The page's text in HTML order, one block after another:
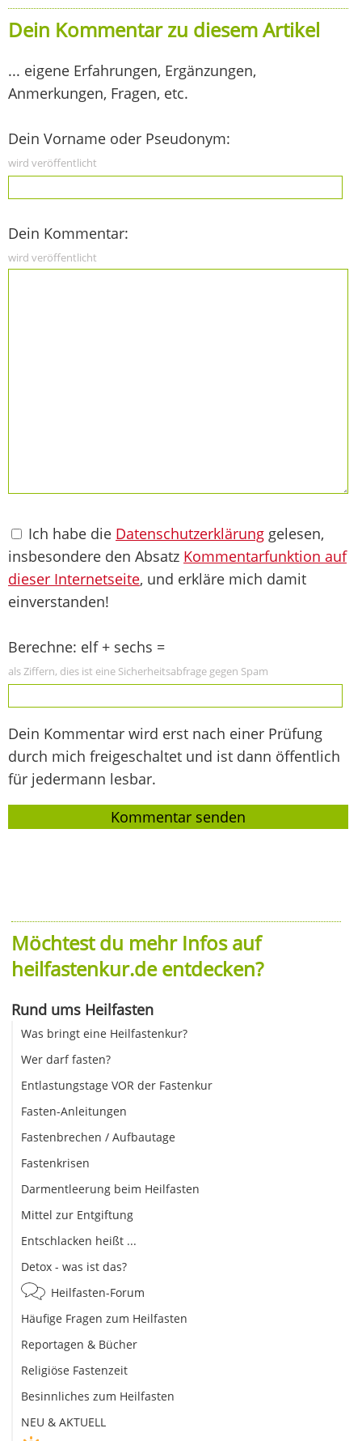
Dein Kommentar zu diesem Artikel
... eigene Erfahrungen, Ergänzungen,
Anmerkungen, Fragen, etc.
Dein Vorname oder Pseudonym:
wird veröffentlicht
Dein Kommentar:
wird veröffentlicht
Ich habe die Datenschutzerklärung gelesen,
insbesondere den Absatz Kommentarfunktion auf
dieser Internetseite, und erkläre mich damit
einverstanden!
Berechne: elf + sechs =
als Ziffern, dies ist eine Sicherheitsabfrage gegen Spam
Dein Kommentar wird erst nach einer Prüfung
durch mich freigeschaltet und ist dann öffentlich
für jedermann lesbar.
Möchtest du mehr Infos auf
heilfastenkur.de entdecken?
Rund ums Heilfasten
Was bringt eine Heilfastenkur?
Wer darf fasten?
Entlastungstage VOR der Fastenkur
Fasten-Anleitungen
Fastenbrechen / Aufbautage
Fastenkrisen
Darmentleerung beim Heilfasten
Mittel zur Entgiftung
Entschlacken heißt ...
Detox - was ist das?
Heilfasten-Forum
Häufige Fragen zum Heilfasten
Reportagen & Bücher
Religiöse Fastenzeit
Besinnliches zum Heilfasten
NEU & AKTUELL